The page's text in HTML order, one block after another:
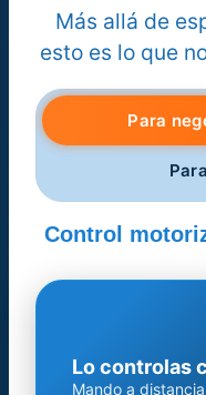
Más allá de
esto es lo que
Para
Control
Lo controlas
Mando a